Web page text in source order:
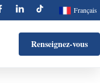
Français
Renseignez-vous